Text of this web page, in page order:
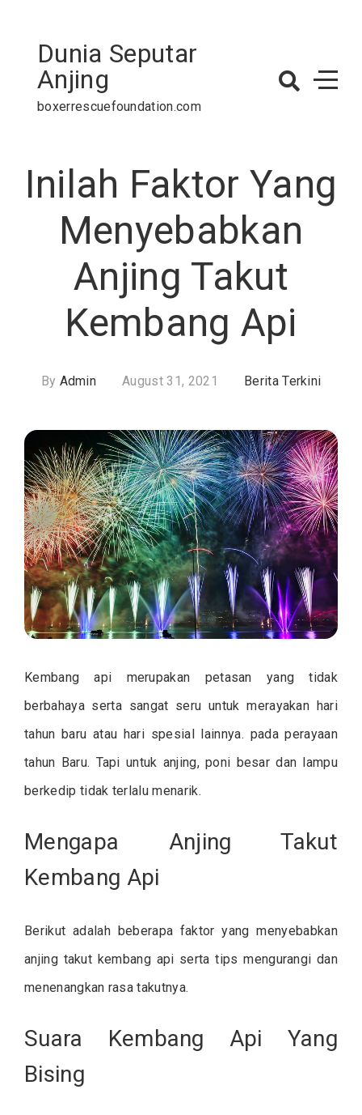
contentDunia Seputar
Anjing
boxerrescuefoundation.com
Inilah Faktor Yang
Menyebabkan
Anjing Takut
Kembang Api
By Admin August 31, 2021 Berita Terkini
Kembang api merupakan petasan yang tidak
berbahaya serta sangat seru untuk merayakan hari
tahun baru atau hari spesial lainnya. pada perayaan
tahun Baru. Tapi untuk anjing, poni besar dan lampu
berkedip tidak terlalu menarik.
Mengapa Anjing Takut
Kembang Api
Berikut adalah beberapa faktor yang menyebabkan
anjing takut kembang api serta tips mengurangi dan
menenangkan rasa takutnya.
Suara Kembang Api Yang
Bising